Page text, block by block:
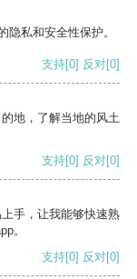
私和安全性保护。
支持[0] 反对[0]
地，了解当地的风土
支持[0] 反对[0]
手，让我能够快速熟
。
支持[0] 反对[0]